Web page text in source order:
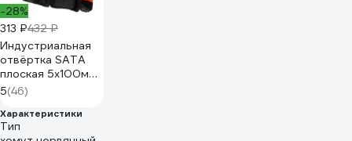
-28%
313 ₽432 ₽
Индустриальная
отвёртка SATA
плоская 5x100мм.
CrV сталь с
точной
геометрией жала.
62208
5(46)
Характеристики
Тип